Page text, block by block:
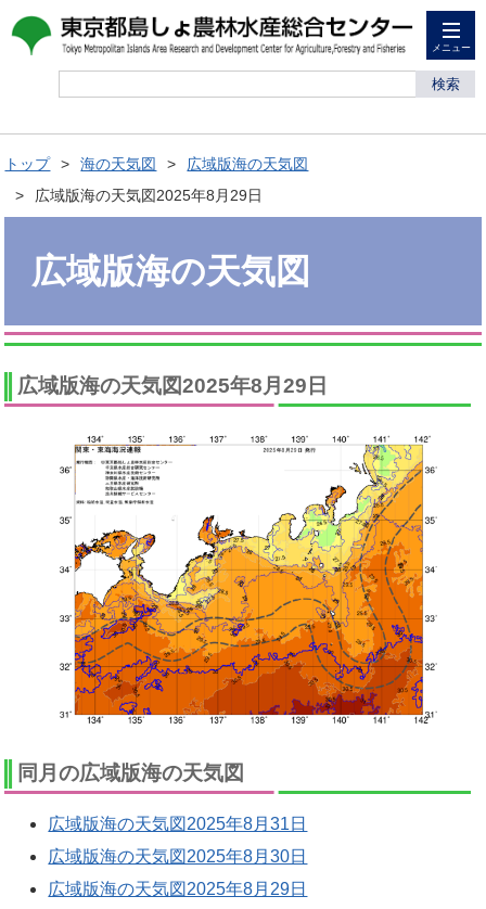
メニュー
検索
トップ 海の天気図
広域版海の天気図
広域版海の天気図2025年8月29日
広域版海の天気図
広域版海の天気図2025年8月29日
同月の広域版海の天気図
広域版海の天気図2025年8月31日
広域版海の天気図2025年8月30日
広域版海の天気図2025年8月29日